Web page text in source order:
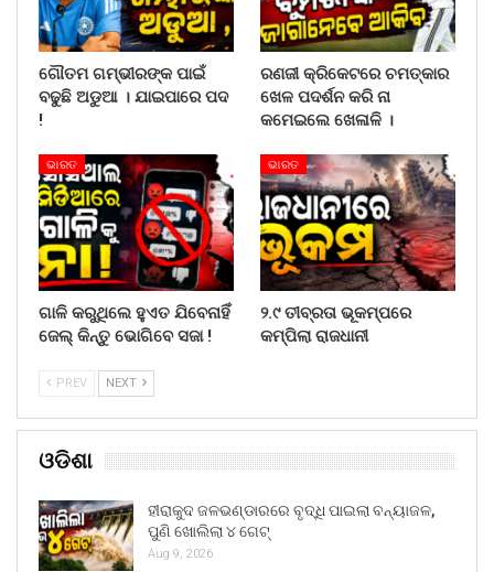
ଗୌତମ ଗମ୍ଭୀରଙ୍କ ପାଇଁ
ବଢୁଛି ଅଡୁଆ । ଯାଇପାରେ ପଦ
!
ରଣଜୀ କ୍ରିକେଟରେ ଚମତ୍କାର
ଖେଳ ପଦର୍ଶନ କରି ନା
କମେଇଲେ ଖେଳାଳି ।
ଭାରତ
ଗାଳି କରୁଥିଲେ ହୁଏତ ଯିବେନାହିଁ
ଜେଲ୍ କିନ୍ତୁ ଭୋଗିବେ ସଜା !
ଭାରତ
୨.୯ ତୀବ୍ରତା ଭୂକମ୍ପରେ
କମ୍ପିଲା ରାଜଧାନୀ
PREV NEXT
ଓଡିଶା
ହୀରାକୁଦ ଜଳଭଣ୍ଡାରରେ ବୃଦ୍ଧି ପାଇଲା ବନ୍ୟାଜଳ,
ପୁଣି ଖୋଲିଲା ୪ ଗେଟ୍
Aug 9, 2026